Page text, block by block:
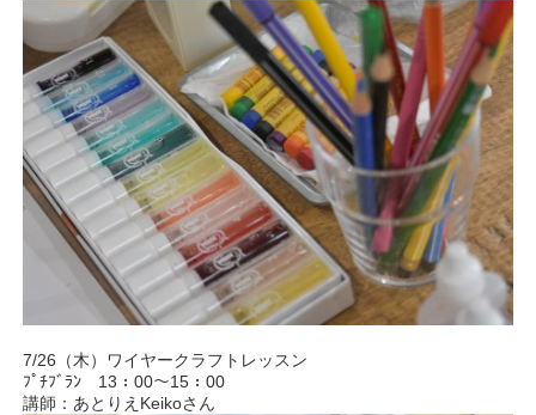
7/26（木）ワイヤークラフトレッスン
ﾌﾟﾁﾌﾞﾗﾝ 13：00～15：00
講師：あとりえKeikoさん